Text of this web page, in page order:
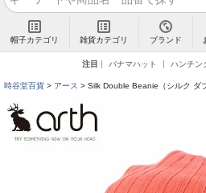
帽子カテゴリ 雑貨カテゴリ ブランド
注目 パナマハット ハンチン
時谷堂百貨 アース Silk Double Beanie（シルク ダ